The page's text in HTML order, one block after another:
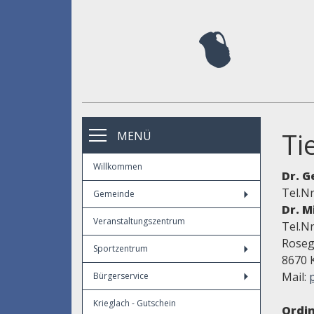
MENÜ
Willkommen
Gemeinde
Veranstaltungszentrum
Sportzentrum
Bürgerservice
Krieglach - Gutschein
Dr.
Dr.
8670
Mail: